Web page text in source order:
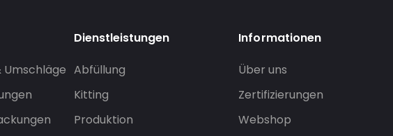
Dienstleistungen
Abfüllung
Kitting
Produktion
Informationen
Über uns
Zertifizierungen
Webshop